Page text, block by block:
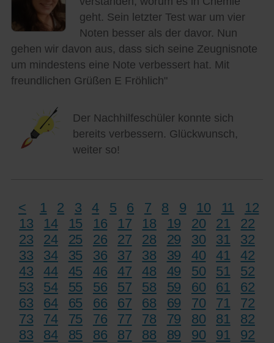
geht. Sein letzter Test war um vier
Noten besser als der davor. Nun
gehen wir davon aus, dass sich seine Zeugnisnote
um mindestens eine Note verbessert hat. Mit
freundlichen Grüßen E Fröhlich"
Der Nachhilfeschüler konnte sich
bereits verbessern. Glückwunsch,
weiter so!
< 1 2 3 4 5 6 7 8 9 10 11
12
13
14 15 16 17 18 19 20 21
22
23
24 25 26 27 28 29 30 31
32
33
34 35 36 37 38 39 40 41
42
43
44 45 46 47 48 49 50 51
52
53
54 55 56 57 58 59 60 61
62
63
64 65 66 67 68 69 70 71
72
73
74 75 76 77 78 79 80 81
82
83
84 85 86 87 88 89 90 91
92